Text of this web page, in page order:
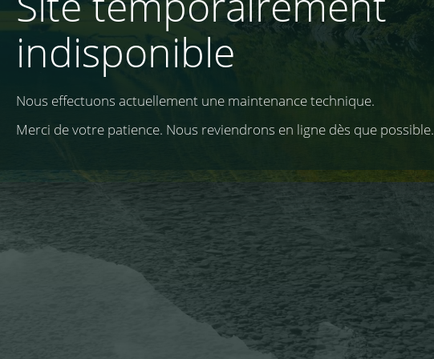
indisponible
Nous effectuons actuellement une maintenance technique.
Merci de votre patience. Nous reviendrons en ligne dès que possible.